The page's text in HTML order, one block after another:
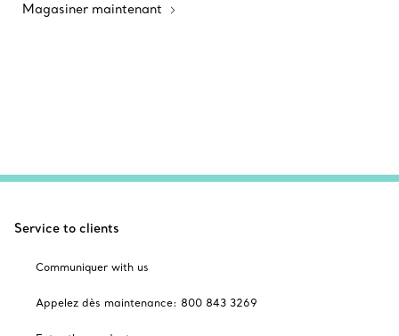
Magasiner maintenant
Service to clients
Communiquer with us
Appelez dès maintenance: 800 843 3269